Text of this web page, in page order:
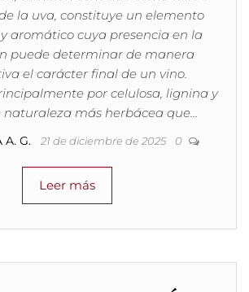
la uva, constituye un elemento
aromático cuya presencia en la
puede determinar de manera
el carácter final de un vino.
por celulosa, lignina y
naturaleza más herbácea que…
A. G. 21 de diciembre de 2025 0
Leer más